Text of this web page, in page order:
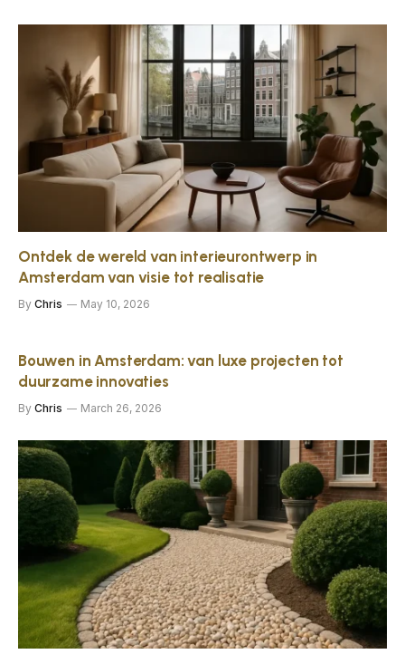
Ontdek de wereld van interieurontwerp in
Amsterdam van visie tot realisatie
By Chris May 10, 2026
Bouwen in Amsterdam: van luxe projecten tot
duurzame innovaties
By Chris March 26, 2026